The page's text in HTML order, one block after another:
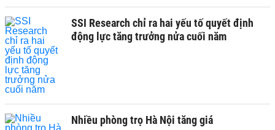
SSI Research chỉ ra hai yếu tố quyết định
động lực tăng trưởng nửa cuối năm
Nhiều phòng trọ Hà Nội tăng giá